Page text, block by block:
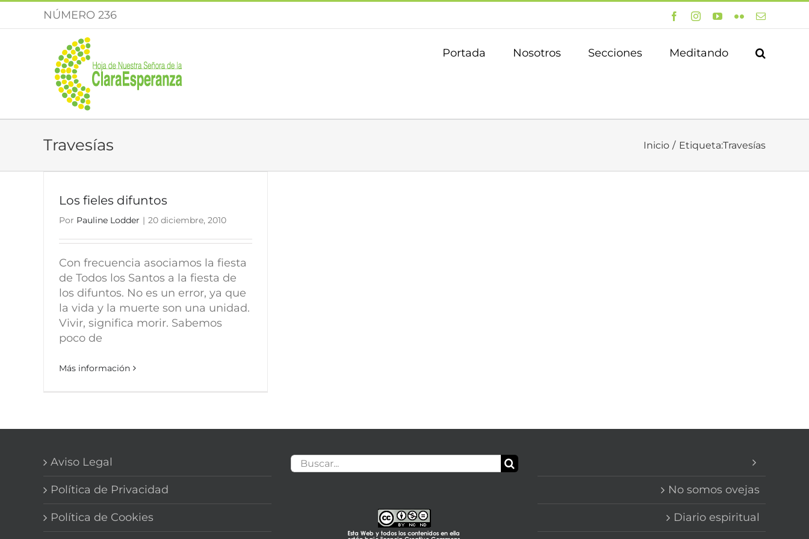
NÚMERO 236 FacebookInstagramYouTube
FlickrCorreo
Portada Nosotros Secciones Meditando
Travesías Inicio Etiqueta:Travesías
Los fieles difuntos
Por Pauline Lodder | 20 diciembre, 2010
Con frecuencia asociamos la fiesta
de Todos los Santos a la fiesta de
los difuntos. No es un error, ya que
la vida y la muerte son una unidad.
Vivir, significa morir. Sabemos
poco de
Más información
Aviso Legal
Política de Privacidad
Política de Cookies
Buscar:
No somos ovejas
Diario espiritual